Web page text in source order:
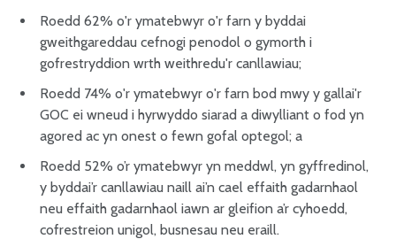
Roedd 62% o'r ymatebwyr o'r farn y byddai
gweithgareddau cefnogi penodol o gymorth i
gofrestryddion wrth weithredu'r canllawiau;
Roedd 74% o'r ymatebwyr o'r farn bod mwy y gallai'r
GOC ei wneud i hyrwyddo siarad a diwylliant o fod yn
agored ac yn onest o fewn gofal optegol; a
Roedd 52% o’r ymatebwyr yn meddwl, yn gyffredinol,
y byddai’r canllawiau naill ai’n cael effaith gadarnhaol
neu effaith gadarnhaol iawn ar gleifion a’r cyhoedd,
cofrestreion unigol, busnesau neu eraill.